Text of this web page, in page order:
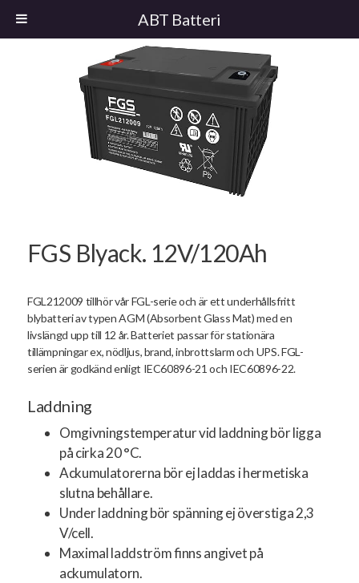
FGS Blyack. 12V/120Ah
FGL212009 tillhör vår FGL-serie och är ett underhållsfritt
blybatteri av typen AGM (Absorbent Glass Mat) med en
livslängd upp till 12 år. Batteriet passar för stationära
tillämpningar ex, nödljus, brand, inbrottslarm och UPS. FGL-
serien är godkänd enligt IEC60896-21 och IEC60896-22.
Laddning
Omgivningstemperatur vid laddning bör ligga
på cirka 20 °C.
Ackumulatorerna bör ej laddas i hermetiska
slutna behållare.
Under laddning bör spänning ej överstiga 2,3
V/cell.
Maximal laddström finns angivet på
ackumulatorn.
ABT Batteri